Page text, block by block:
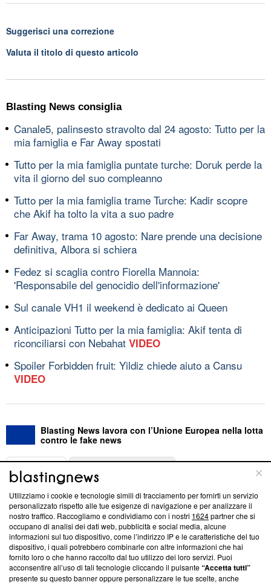
Suggerisci una correzione
Valuta il titolo di questo articolo
Blasting News consiglia
Canale5, palinsesto stravolto dal 24 agosto: Tutto per la
mia famiglia e Far Away spostati
Tutto per la mia famiglia puntate turche: Doruk perde la
vita il giorno del suo compleanno
Tutto per la mia famiglia trame Turche: Kadir scopre
che Akif ha tolto la vita a suo padre
Far Away, trama 10 agosto: Nare prende una decisione
definitiva, Albora si schiera
Fedez si scaglia contro Fiorella Mannoia:
'Responsabile del genocidio dell'informazione'
Sul canale VH1 il weekend è dedicato ai Queen
Anticipazioni Tutto per la mia famiglia: Akif tenta di
riconciliarsi con Nebahat VIDEO
Spoiler Forbidden fruit: Yildiz chiede aiuto a Cansu
VIDEO
Blasting News lavora con l’Unione Europea nella lotta
contro le fake news
ABOUT
Questa sezione offre informazioni trasparenti su Blasting
News, sui nostri processi editoriali e su come ci impegniamo a
creare news di qualità. Inoltre, afferma la nostra aderenza a
‘Trust Project - News with Integrity’Blasting News non è
ancora membro del programma, ma ha richiesto di farne
parte; Trust Project non ha ancora effettuato una verifica di
conformità agli standard.
Utilizziamo i cookie e tecnologie simili di tracciamento per fornirti un servizio
personalizzato rispetto alle tue esigenze di navigazione e per analizzare il
nostro traffico. Raccogliamo e condividiamo con i nostri 1624partner che si
occupano di analisi dei dati web, pubblicità e social media, alcune
informazioni sul tuo dispositivo, come l’indirizzo IP e le caratteristiche del tuo
dispositivo, i quali potrebbero combinarle con altre informazioni che hai
fornito loro o che hanno raccolto dal tuo utilizzo dei loro servizi. Puoi
acconsentire all’uso di tali tecnologie cliccando il pulsante“Accetta tutti”
presente su questo banner oppure personalizzare le tue scelte, anche